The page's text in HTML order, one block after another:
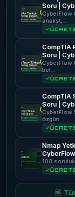
Soru |
CyberFlow
analist,…
CompTIA
Soru |
CyberFlow
bel…
CompTIA
Soru |
CyberFlow
özgün…
Nmap
CyberFlow
100
🆓